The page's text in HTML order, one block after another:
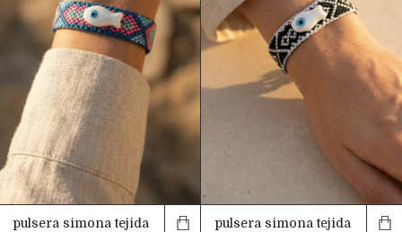
pulsera simona tejida pulsera simona tejida